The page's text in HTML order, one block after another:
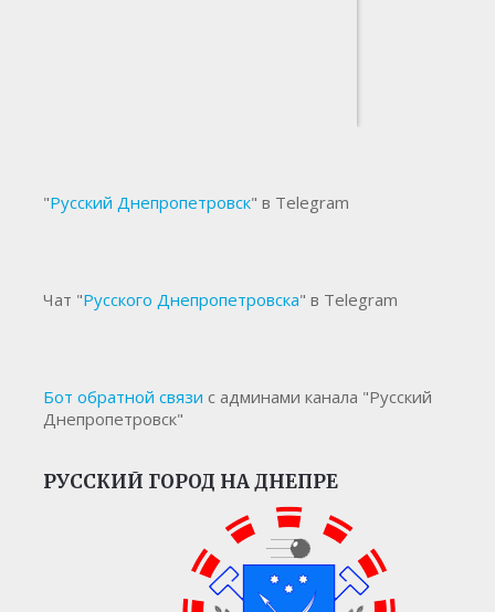
"Русский Днепропетровск" в Telegram
Чат "Русского Днепропетровска" в Telegram
Бот обратной связи с админами канала "Русский
Днепропетровск"
РУССКИЙ ГОРОД НА ДНЕПРЕ